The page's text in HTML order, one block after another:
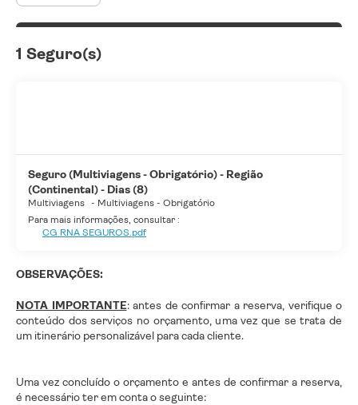
1 Seguro(s)
Seguro (Multiviagens - Obrigatório) - Região
(Continental) - Dias (8)
Multiviagens - Multiviagens - Obrigatório
Para mais informações, consultar :
CG RNA SEGUROS.pdf
OBSERVAÇÕES:
NOTA IMPORTANTE: antes de confirmar a reserva, verifique o
conteúdo dos serviços no orçamento, uma vez que se trata de
um itinerário personalizável para cada cliente.
Uma vez concluído o orçamento e antes de confirmar a reserva,
é necessário ter em conta o seguinte: